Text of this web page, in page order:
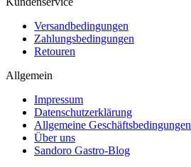
Versandbedingungen
Zahlungsbedingungen
Retouren
Allgemein
Impressum
Datenschutzerklärung
Allgemeine Geschäftsbedingungen
Über uns
Sandoro Gastro-Blog